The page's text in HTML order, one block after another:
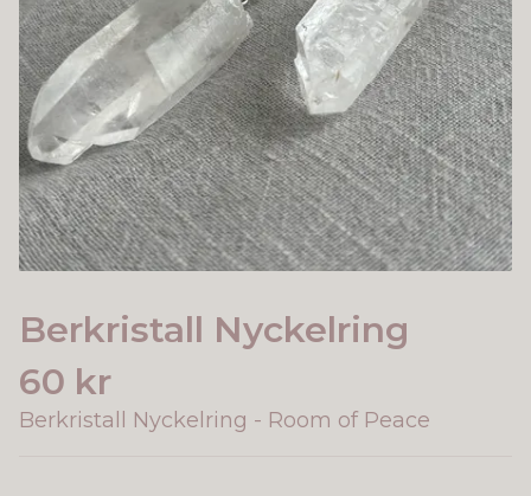
Berkristall Nyckelring
60 kr
Berkristall Nyckelring - Room of Peace